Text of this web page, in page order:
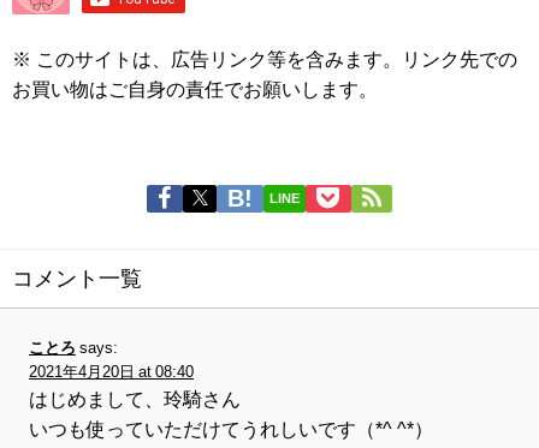
※ このサイトは、広告リンク等を含みます。リンク先での
お買い物はご自身の責任でお願いします。
LINE
コメント一覧
ことろ says:
2021年4月20日 at 08:40
はじめまして、玲騎さん
いつも使っていただけてうれしいです（*^ ^*）